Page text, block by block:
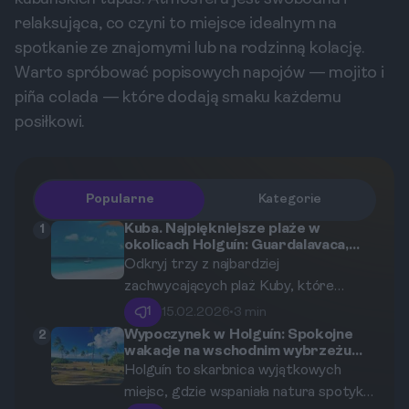
relaksująca, co czyni to miejsce idealnym na
spotkanie ze znajomymi lub na rodzinną kolację.
Warto spróbować popisowych napojów — mojito i
piña colada — które dodają smaku każdemu
posiłkowi.
Popularne Kategorie
1
Kuba. Najpiękniejsze plaże w
okolicach Holguín: Guardalavaca,
Playa Pesquero i Playa Esmeralda
Odkryj trzy z najbardziej
zachwycających plaż Kuby, które
oferują niesamowite widoki,
krystalicznie czystą wodę i możliwości
relaksu. W tym przewodniku skupiamy
się na Playa Pesquero, szczegółowo
opisując jego wyjątkowe walory oraz
1 15.02.2026•3 min
2
Wypoczynek w Holguín: Spokojne
wakacje na wschodnim wybrzeżu
Kuby
Holguín to skarbnica wyjątkowych
miejsc, gdzie wspaniała natura spotyka